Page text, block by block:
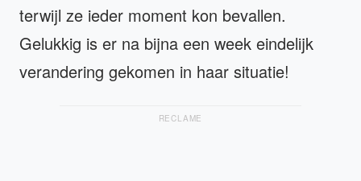
terwijl ze ieder moment kon bevallen.
Gelukkig is er na bijna een week eindelijk
verandering gekomen in haar situatie!
RECLAME